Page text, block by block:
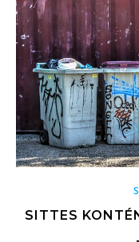
SITTES